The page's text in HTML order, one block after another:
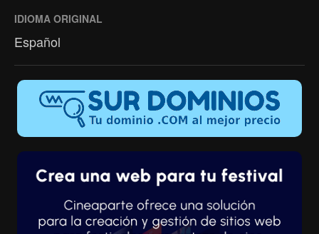
IDIOMA ORIGINAL
Español